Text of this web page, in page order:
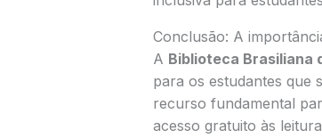
Conclusão: A
A Biblioteca Brasiliana
para os estudantes que
recurso fundamental
acesso gratuito às